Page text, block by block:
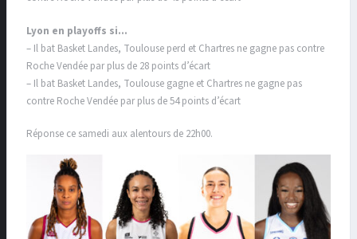
Lyon en playoffs si…
– Il bat Basket Landes, Toulouse perd et Chartres ne gagne pas contre
Roche Vendée par plus de 28 points d’écart
– Il bat Basket Landes, Toulouse gagne et Chartres ne gagne pas
contre Roche Vendée par plus de 54 points d’écart
Réponse ce samedi aux alentours de 22h00.